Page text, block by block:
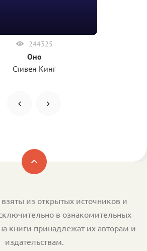
244325
Оно
Стивен Кинг
из открытых источников и
в ознакомительных
книги принадлежат их авторам и
издательствам.